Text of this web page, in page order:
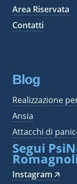
Area Riservata
Contatti
Blog
Realizzazione
Ansia
Attacchi di
Segui
Instagram 🡥